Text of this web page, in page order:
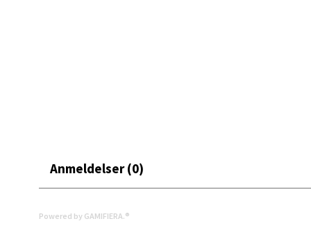
Anmeldelser (0)
Powered by GAMIFIERA.®